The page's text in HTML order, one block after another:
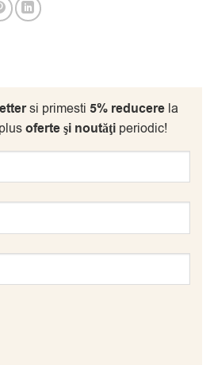
si primesti 5% reducere la
oferte şi noutăţiperiodic!